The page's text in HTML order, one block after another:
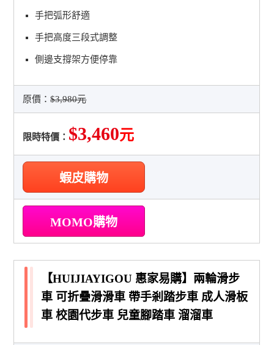
手把弧形舒適
手把高度三段式調整
側邊支撐架方便停靠
原價：$3,980元
限時特價： $3,460元
蝦皮購物
MOMO購物
【HUIJIAYIGOU 惠家易購】兩輪滑步
車 可折疊滑滑車 帶手剎踏步車 成人滑板
車 校園代步車 兒童腳踏車 溜溜車